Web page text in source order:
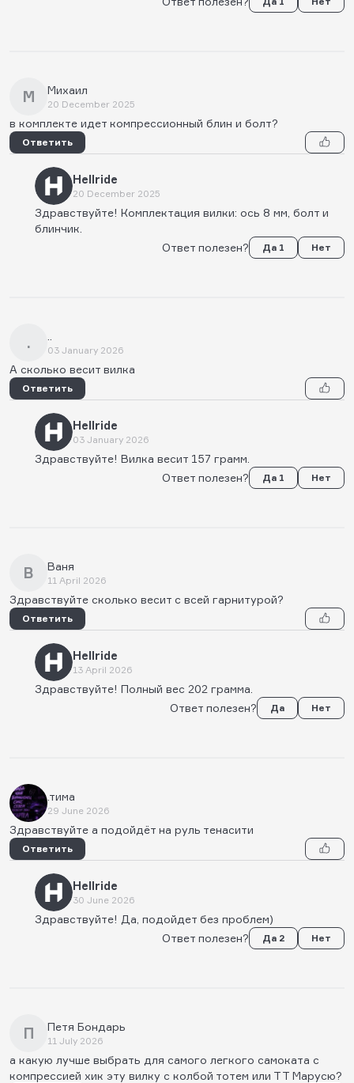
М Михаил
20 December 2025
в комплекте идет компрессионный блин и болт?
Ответить
Hellride
20 December 2025
Здравствуйте! Комплектация вилки: ось 8 мм, болт и
блинчик.
Ответ полезен?
Да 1 Нет
. 03 January 2026
А сколько весит вилка
Ответить
Hellride
03 January 2026
Здравствуйте! Вилка весит 157 грамм.
Ответ полезен?
Да 1 Нет
В Ваня
11 April 2026
Здравствуйте сколько весит с всей гарнитурой?
Ответить
Hellride
13 April 2026
Здравствуйте! Полный вес 202 грамма.
Ответ полезен?
Да Нет
.тима
29 June 2026
Здравствуйте а подойдёт на руль тенасити
Ответить
Hellride
30 June 2026
Здравствуйте! Да, подойдет без проблем)
Ответ полезен?
Да 2 Нет
П Петя Бондарь
11 July 2026
а какую лучше выбрать для самого легкого самоката с
компрессией хик эту вилку с колбой тотем или ТТ Марусю?